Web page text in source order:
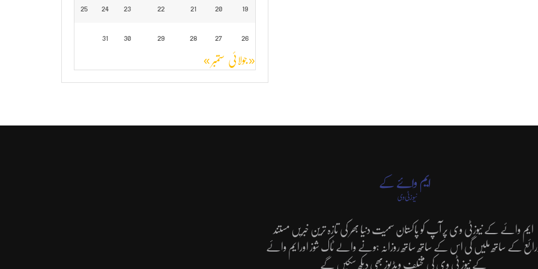
19
20
21
22
23
24
25
26
27
28
29
30
31
« جولائی ستمبر »
ایم وائے کے نیوزٹی وی پر آپ کو پاکستان سمیت دنیا بھر کی تازہ ترین خبریں مستند
کے ساتھ ملیں گی اس کے ساتھ ساتھ روزانہ ہونے والے ٹاک شوز اورایم وائے
کے نیوز ٹی وی کی مختلف ویڈیوز بھی دیکھ سکیں گے